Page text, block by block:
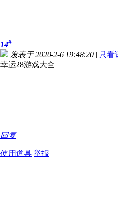
14#
发表于 2020-2-6 19:48:20 | 只看
幸运28游戏大全
回复
使用道具 举报